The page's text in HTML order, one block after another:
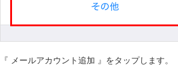
『 メールアカウント追加 』をタップします。